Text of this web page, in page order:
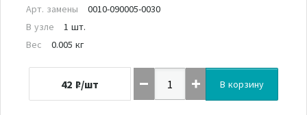
Арт. замены
0010-090005-0030
В узле
1 шт.
Вес
0.005 кг
42 ₽/шт В корзину